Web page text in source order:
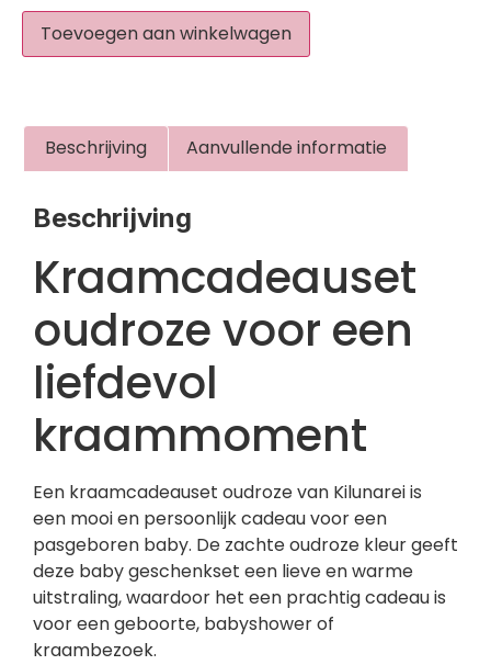
Toevoegen aan winkelwagen
Beschrijving Aanvullende informatie
Beschrijving
Kraamcadeauset
oudroze voor een
liefdevol
kraammoment
Een kraamcadeauset oudroze van Kilunarei is
een mooi en persoonlijk cadeau voor een
pasgeboren baby. De zachte oudroze kleur geeft
deze baby geschenkset een lieve en warme
uitstraling, waardoor het een prachtig cadeau is
voor een geboorte, babyshower of
kraambezoek.